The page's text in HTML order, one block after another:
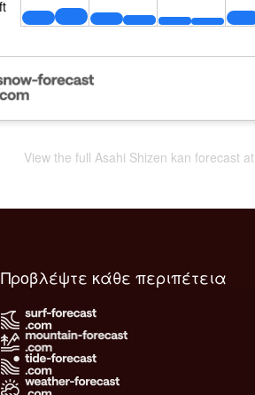
View the full Asahi Shizen kan forecast at
Προβλέψτε κάθε περιπέτεια